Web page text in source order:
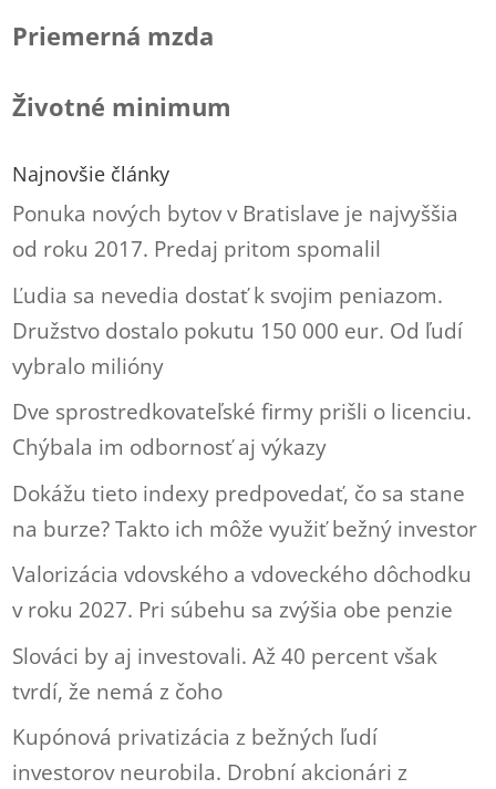
Priemerná mzda
Životné minimum
Najnovšie články
Ponuka nových bytov v Bratislave je najvyššia
od roku 2017. Predaj pritom spomalil
Ľudia sa nevedia dostať k svojim peniazom.
Družstvo dostalo pokutu 150 000 eur. Od ľudí
vybralo milióny
Dve sprostredkovateľské firmy prišli o licenciu.
Chýbala im odbornosť aj výkazy
Dokážu tieto indexy predpovedať, čo sa stane
na burze? Takto ich môže využiť bežný investor
Valorizácia vdovského a vdoveckého dôchodku
v roku 2027. Pri súbehu sa zvýšia obe penzie
Slováci by aj investovali. Až 40 percent však
tvrdí, že nemá z čoho
Kupónová privatizácia z bežných ľudí
investorov neurobila. Drobní akcionári z